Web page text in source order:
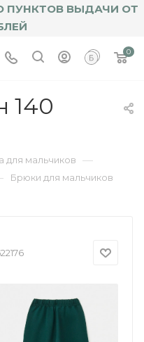
ПУНКТОВ ВЫДАЧИ ОТ
0
140
для мальчиков —
Брюки для мальчиков